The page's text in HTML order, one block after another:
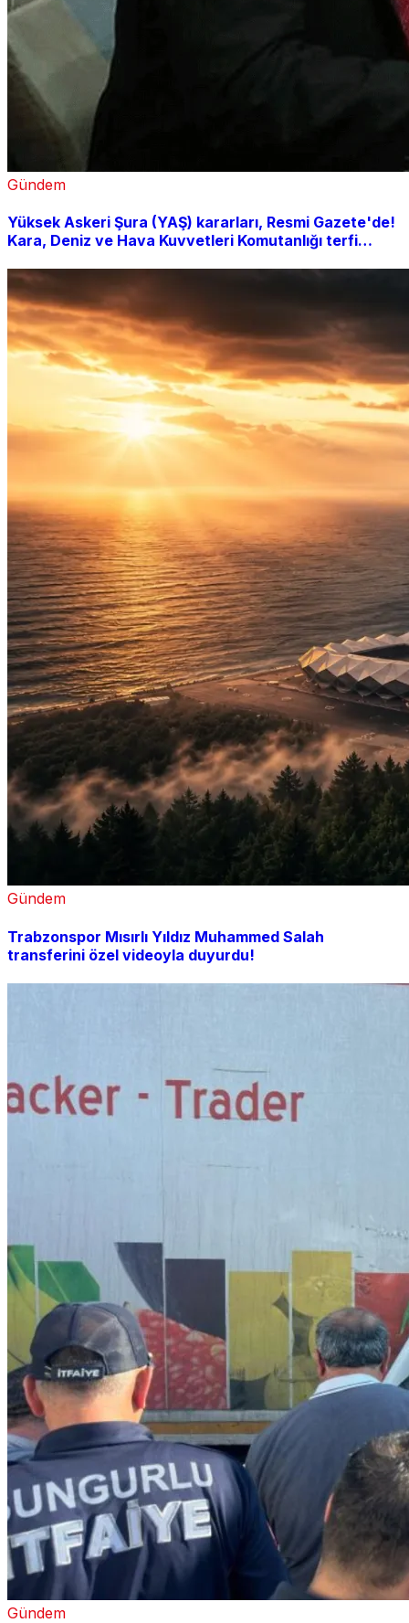
Gündem
Yüksek Askeri Şura (YAŞ) kararları, Resmi Gazete'de!
Kara, Deniz ve Hava Kuvvetleri Komutanlığı terfi
Gündem
Trabzonspor Mısırlı Yıldız Muhammed Salah
transferini özel videoyla duyurdu!
Gündem